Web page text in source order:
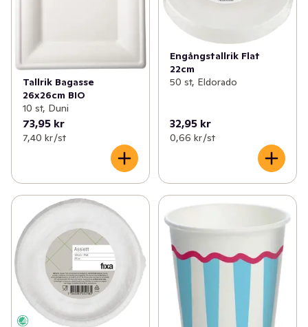
Tallrik Bagasse
26x26cm BIO
10 st, Duni
73,95 kr
7,40 kr /st
Engångstallrik Flat
22cm
50 st, Eldorado
32,95 kr
0,66 kr /st